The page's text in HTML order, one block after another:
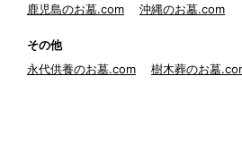
鹿児島のお墓.com
沖縄のお墓.com
その他
永代供養のお墓.com
樹木葬のお墓